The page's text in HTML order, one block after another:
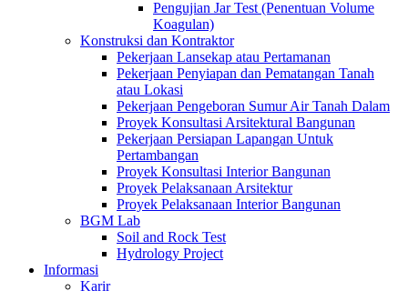
Pengujian Jar Test (Penentuan Volume
Koagulan)
Konstruksi dan Kontraktor
Pekerjaan Lansekap atau Pertamanan
Pekerjaan Penyiapan dan Pematangan Tanah
atau Lokasi
Pekerjaan Pengeboran Sumur Air Tanah Dalam
Proyek Konsultasi Arsitektural Bangunan
Pekerjaan Persiapan Lapangan Untuk
Pertambangan
Proyek Konsultasi Interior Bangunan
Proyek Pelaksanaan Arsitektur
Proyek Pelaksanaan Interior Bangunan
BGM Lab
Soil and Rock Test
Hydrology Project
Informasi
Karir